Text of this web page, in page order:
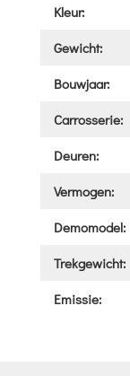
Kleur:
Gewicht:
Bouwjaar:
Carrosserie:
Deuren:
Vermogen:
Demomodel:
Trekgewicht:
Emissie: